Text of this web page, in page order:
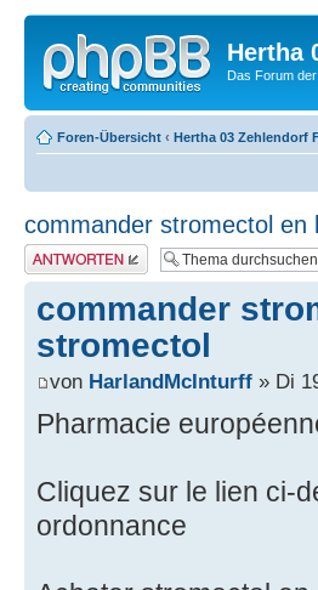
Hertha
Das Forum
Foren-Übersicht ‹ Hertha 03 Zehlendorf
commander stromectol en
Antwort erstellen
commander
stromectol
von HarlandMcInturff » Di
Pharmacie
Cliquez sur le lien ci-
ordonnance